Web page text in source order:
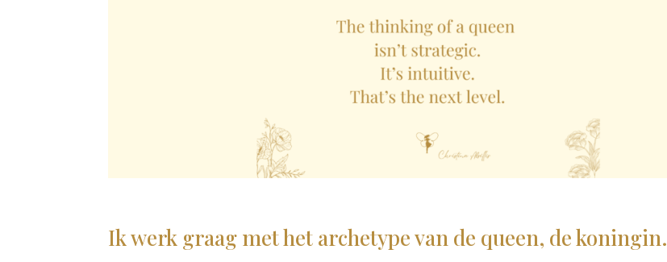
Ik werk graag met het archetype van de queen, de koningin.